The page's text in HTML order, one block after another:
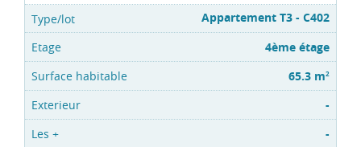
Appartement T3 - C402
4ème étage
65.3 m2
-
-